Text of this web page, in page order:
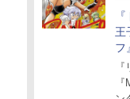
王
フ